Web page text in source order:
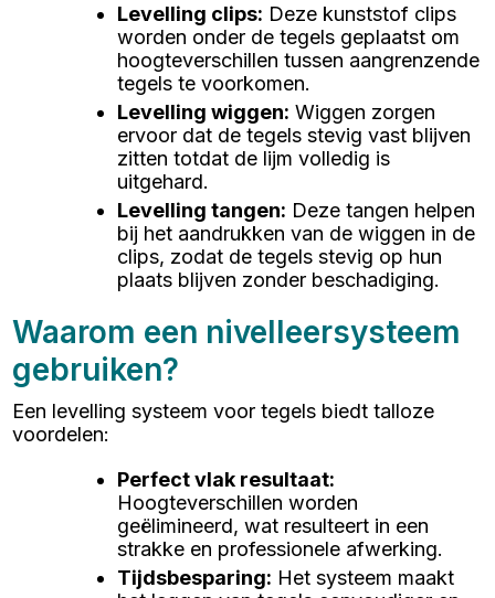
Levelling clips: Deze kunststof clips
worden onder de tegels geplaatst om
hoogteverschillen tussen aangrenzende
tegels te voorkomen.
Levelling wiggen: Wiggen zorgen
ervoor dat de tegels stevig vast blijven
zitten totdat de lijm volledig is
uitgehard.
Levelling tangen: Deze tangen helpen
bij het aandrukken van de wiggen in de
clips, zodat de tegels stevig op hun
plaats blijven zonder beschadiging.
Waarom een nivelleersysteem
gebruiken?
Een levelling systeem voor tegels biedt talloze
voordelen:
Perfect vlak resultaat:
Hoogteverschillen worden
geëlimineerd, wat resulteert in een
strakke en professionele afwerking.
Tijdsbesparing: Het systeem maakt